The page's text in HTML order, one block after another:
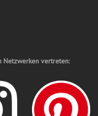
Netzwerken vertreten: